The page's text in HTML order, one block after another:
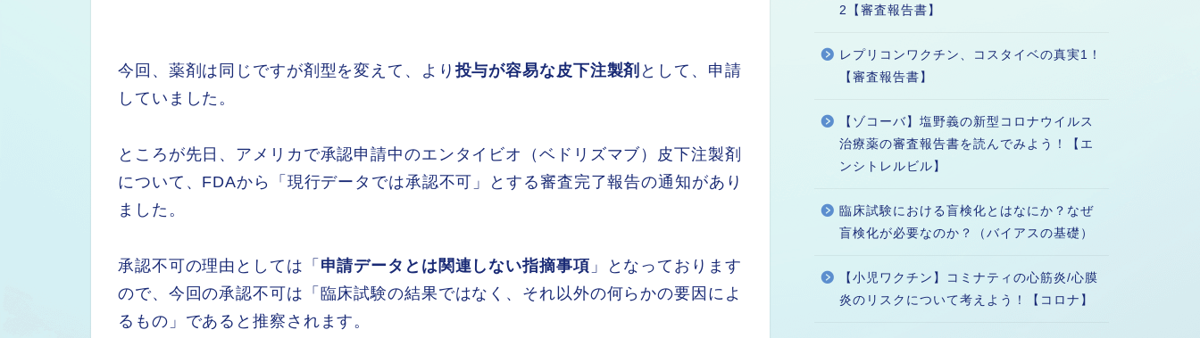
今回、薬剤は同じですが剤型を変えて、より投与が容易な皮下注製剤 として、申請
していました。
ところが先日、アメリカで承認申請中のエンタイビオ（ベドリズマブ）皮下注製剤
について、FDAから「現行データでは承認不可」とする審査完了報告の通知があり
ました。
承認不可の理由としては「 申請データとは関連しない指摘事項 」となっております
ので、今回の承認不可は「臨床試験の結果ではなく、それ以外の何らかの要因によ
るもの」であると推察されます。
2【審査報告書】
レプリコンワクチン、コスタイベの真実1！
【審査報告書】
【ゾコーバ】塩野義の新型コロナウイルス
治療薬の審査報告書を読んでみよう！【エ
ンシトレルビル】
臨床試験における盲検化とはなにか？なぜ
盲検化が必要なのか？（バイアスの基礎）
【小児ワクチン】コミナティの心筋炎/心膜
炎のリスクについて考えよう！【コロナ】